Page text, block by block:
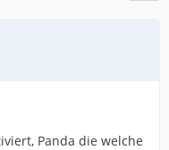
Panda die welche